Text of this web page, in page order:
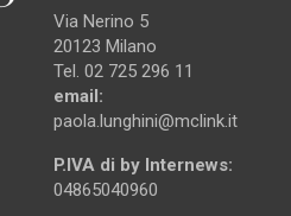
Via Nerino 5
20123 Milano
Tel. 02 725 296 11
email:
paola.lunghini@mclink.it
P.IVA di by Internews:
04865040960